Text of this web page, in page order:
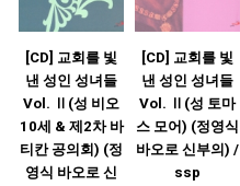
[CD] 교회를 빛
낸 성인 성녀들
Vol. Ⅱ(성 비오
10세 & 제2차 바
티칸 공의회) (정
영식 바오로 신
[CD] 교회를 빛
낸 성인 성녀들
Vol. Ⅱ(성 토마
스 모어) (정영식
바오로 신부의) /
ssp